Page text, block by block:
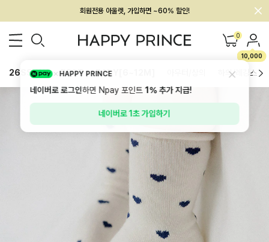
멤버십 최대 28,000원 혜택
0
10,000
26SS 신상 BEST BABY[6~12M] 하의/레깅스
HAPPY PRINCE
네이버로 로그인하면 Npay 포인트1%추가 지급!
네이버로 1초 가입하기